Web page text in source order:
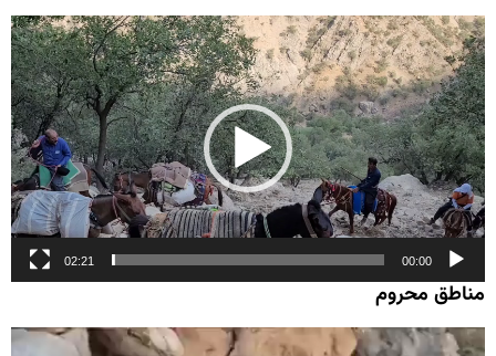
نمایشگر
ویدیو
00:00
02:21
مناطق محروم
نمایشگر